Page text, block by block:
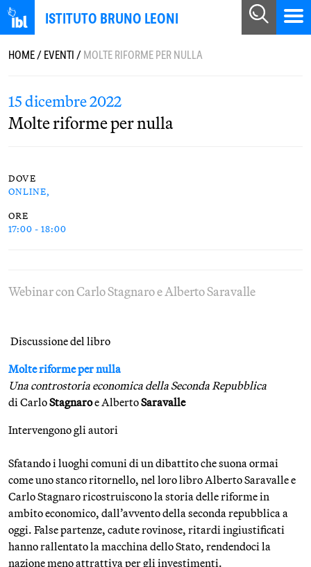
ISTITUTO BRUNO LEONI
HOME/EVENTI/MOLTE RIFORME PER NULLA
15 dicembre 2022
Molte riforme per nulla
DOVE
ONLINE,
ORE
17:00 - 18:00
Webinar con Carlo Stagnaro e Alberto Saravalle
Discussione del libro
Molte riforme per nulla
Una controstoria economica della Seconda Repubblica
di CarloStagnaroe AlbertoSaravalle
Intervengono gli autori
Sfatando i luoghi comuni di un dibattito che suona ormai
come uno stanco ritornello, nel loro libro Alberto Saravalle e
Carlo Stagnaro ricostruiscono la storia delle riforme in
ambito economico, dall’avvento della seconda repubblica a
oggi. False partenze, cadute rovinose, ritardi ingiustificati
hanno rallentato la macchina dello Stato, rendendoci la
nazione meno attrattiva per gli investimenti.